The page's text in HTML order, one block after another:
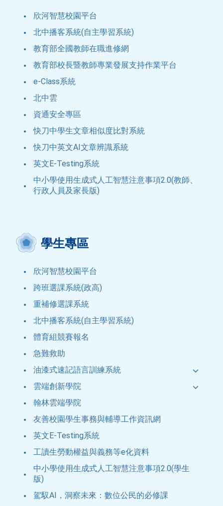
欣河智慧校園平台
北中播客系統(自主學習系統)
教育部全國教師在職進修網
教育部校長暨教師專業發展支持作業平台
e-Class系統
北中雲
資通安全專區
快刀中學生文章相似度比對系統
快刀中英文AI文章辨識系統
英文E-Testing系統
中小學使用生成式人工智慧注意事項2.0(教師、
行政人員及家長版)
學生專區
欣河智慧校園平台
跨班選課系統(政高)
重補修選課系統
北中播客系統(自主學習系統)
體育組競賽報名
急難救助
油漆式速記語言訓練系統
雲端創新學院
翰林雲端學院
友善校園學生事務與輔導工作資訊網
英文E-Testing系統
工讀生勞動權益與義務等e化資料
中小學使用生成式人工智慧注意事項2.0(學生
版)
駕馭AI，洞察未來：數位公民的必修課